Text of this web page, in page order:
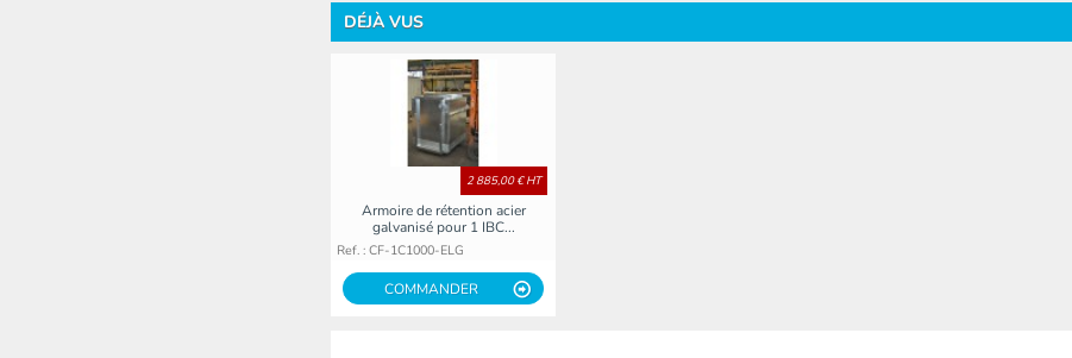
DÉJÀ VUS
2 885,00 € HT
Armoire de rétention acier
galvanisé pour 1 IBC...
Ref. : CF-1C1000-ELG
COMMANDER